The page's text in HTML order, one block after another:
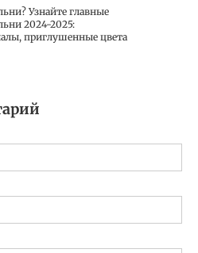
Узнайте главные
2024-2025:
приглушенные цвета